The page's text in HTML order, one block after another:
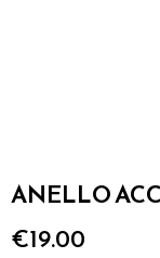
ANELLO
€19.00